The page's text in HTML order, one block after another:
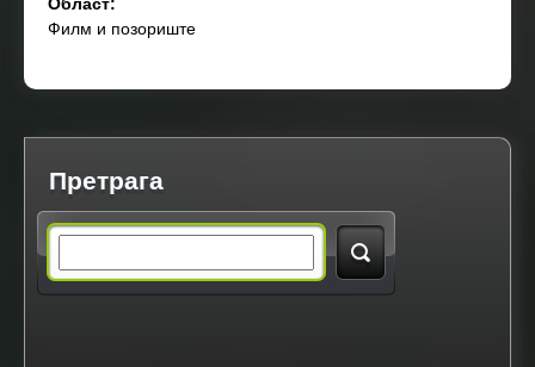
Област:
Филм и позориште
Претрага